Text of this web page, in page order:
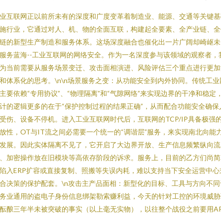
互联网正以前所未有的深度和广度变革着制造业、能源、交通等关键
行业，它通过对人、机、物的全面互联，构建起全要素、全产业链、
的新型生产制造和服务体系。这场深度融合也催化出一片广阔却崎岖
务蓝海--工业互联网的网络安全。作为一名深度参与该领域的观察者，
当前需要从服务场景变迁、攻击面相演进、风险评估三个重点进行更
体系化的思考。\n\n场景服务之变：从功能安全到内外协同。传统工业
要依赖“专用协议”、“物理隔离”和“气隙网络”来实现边界的干净和稳定
的逻辑更多的在于“保护控制过程的结果正确”，从而配合功能安全确保
伤、设备不停机。进入工业互联网时代后，互联网的TCP/IP具备极强
性，OT与IT流之间必需要一个统一的“调谐层”服务，来实现南北向能
展。因此实体隔离不见了，它开启了大边界开放、生产信息频繁纵向流
加密操作放在旧模块等高依存阶段的诉求。服务上，目前的乙方们尚
入ERP扩容或直接复制、照搬等失误内耗，难以支持当下安全运营中心
决策的保护配套。\n攻击主产品面相：新型化的目标、工具与方向不
业通用的盗电子身份信息绑架勒索赚利益，今天的针对工控的环境威
酿三年半未被突破的事实（以上毫无实物），以往整个战役之前要用